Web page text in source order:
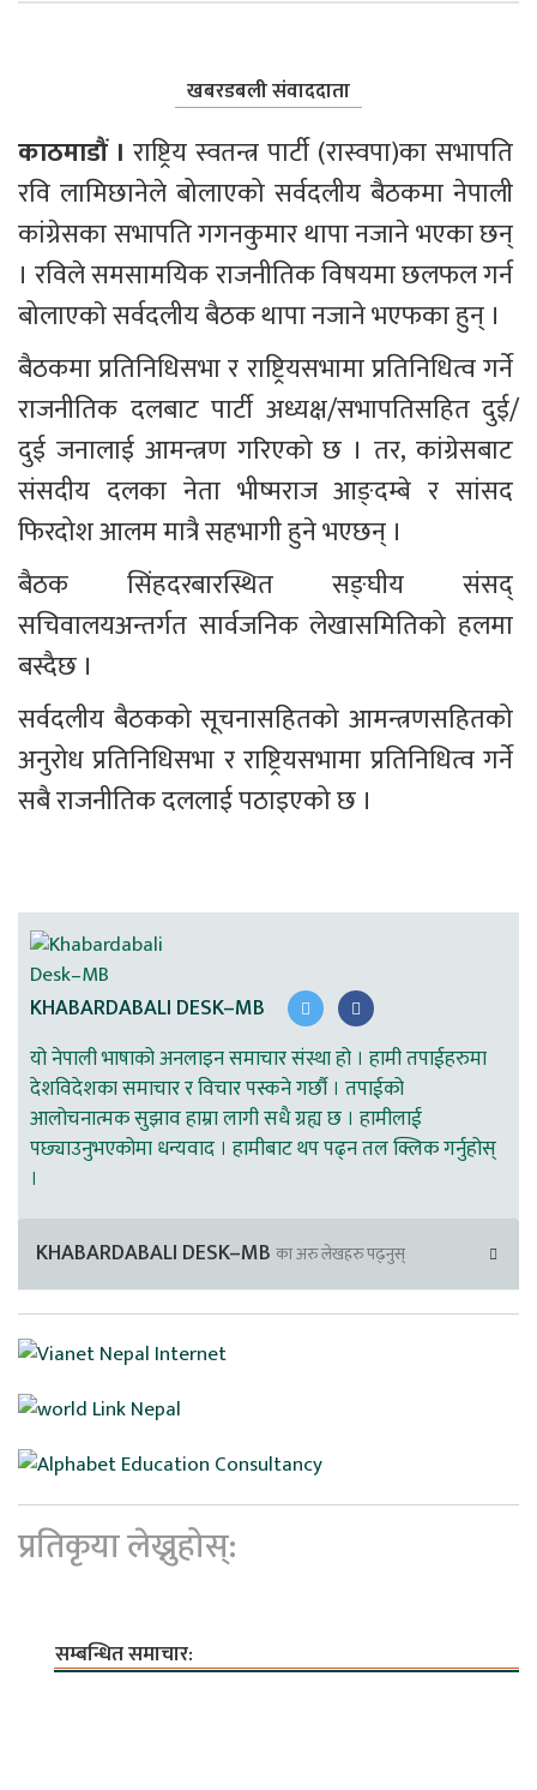
खबरडबली संवाददाता
काठमाडौं । राष्ट्रिय स्वतन्त्र पार्टी (रास्वपा)का सभापति
रवि लामिछानेले बोलाएको सर्वदलीय बैठकमा नेपाली
कांग्रेसका सभापति गगनकुमार थापा नजाने भएका छन्
। रविले समसामयिक राजनीतिक विषयमा छलफल गर्न
बोलाएकाे सर्वदलीय बैठक थापा नजाने भएफका हुन् ।
बैठकमा प्रतिनिधिसभा र राष्ट्रियसभामा प्रतिनिधित्व गर्ने
राजनीतिक दलबाट पार्टी अध्यक्ष/सभापतिसहित दुई/
दुई जनालाई आमन्त्रण गरिएको छ । तर, कांग्रेसबाट
संसदीय दलका नेता भीष्मराज आङ्दम्बे र सांसद
फिरदोश आलम मात्रै सहभागी हुने भएछन् ।
बैठक सिंहदरबारस्थित सङ्घीय संसद्
सचिवालयअन्तर्गत सार्वजनिक लेखासमितिको हलमा
बस्दैछ ।
सर्वदलीय बैठकको सूचनासहितको आमन्त्रणसहितको
अनुरोध प्रतिनिधिसभा र राष्ट्रियसभामा प्रतिनिधित्व गर्ने
सबै राजनीतिक दललाई पठाइएको छ ।
KHABARDABALI DESK–MB
यो नेपाली भाषाको अनलाइन समाचार संस्था हो । हामी तपाईहरुमा
देशविदेशका समाचार र विचार पस्कने गर्छौ । तपाईको
आलोचनात्मक सुझाव हाम्रा लागी सधै ग्रह्य छ । हामीलाई
पछ्याउनुभएकोमा धन्यवाद । हामीबाट थप पढ्न तल क्लिक गर्नुहोस्
।
KHABARDABALI DESK–MB का अरु लेखहरु पढ्नुस्
प्रतिकृया लेख्नुहोस्:
सम्बन्धित समाचार: